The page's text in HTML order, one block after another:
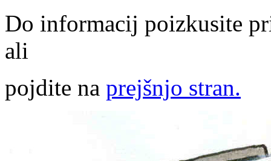
Do informacij poizkusite
ali
pojdite na prejšnjo stran.